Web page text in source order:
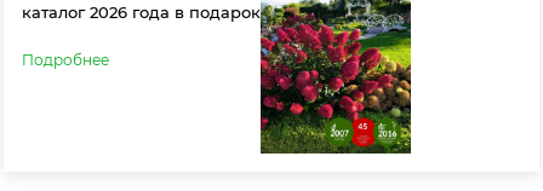
каталог 2026 года в подарок
Подробнее